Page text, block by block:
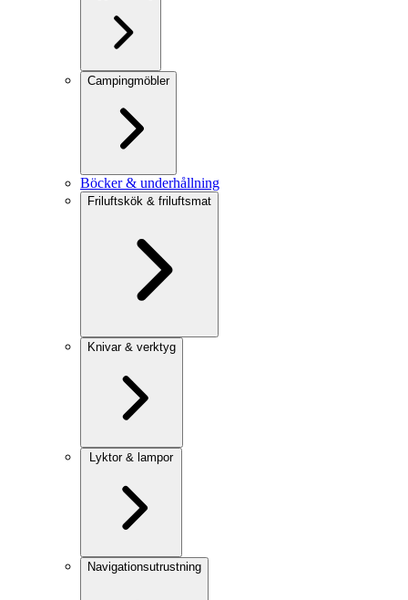
Campingmöbler
Böcker & underhållning
Friluftskök & friluftsmat
Knivar & verktyg
Lyktor & lampor
Navigationsutrustning